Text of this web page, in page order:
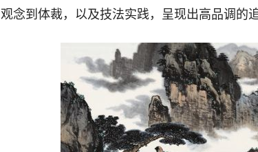
观念到体裁，以及技法实践，呈现出高品调的